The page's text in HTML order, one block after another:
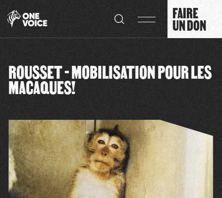
FAIRE
UN DON
ROUSSET - MOBILISATION POUR LES
MACAQUES!